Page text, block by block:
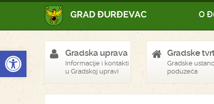
Open toolbar
O
Gradska uprava
Informacije i kontakti
u Gradskoj upravi
Gradske
Gradske
poduzeća